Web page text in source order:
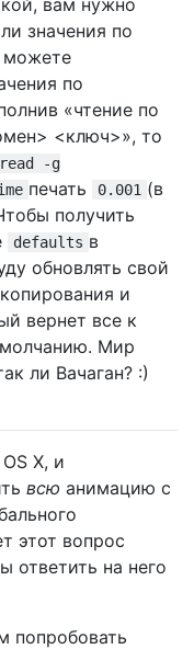
значения по
по
«чтение по
<ключ>», то
-g
печать 0.001 (в
получить
defaults в
обновлять свой
и
вернет все к
Мир
ли Вачаган? :)
X, и
всю анимацию с
этот вопрос
ответить на него
попробовать